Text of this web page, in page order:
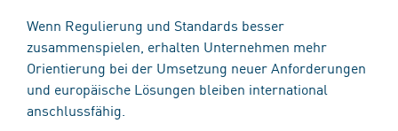
Wenn Regulierung und Standards besser
zusammenspielen, erhalten Unternehmen mehr
Orientierung bei der Umsetzung neuer Anforderungen
und europäische Lösungen bleiben international
anschlussfähig.